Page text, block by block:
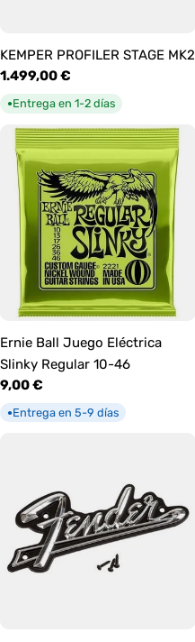
KEMPER PROFILER STAGE MK2
Precio
habitual
1.499,00 €
●Entrega en 1-2 días
Ernie Ball Juego Eléctrica
Slinky Regular 10-46
Precio
habitual
9,00 €
●Entrega en 5-9 días